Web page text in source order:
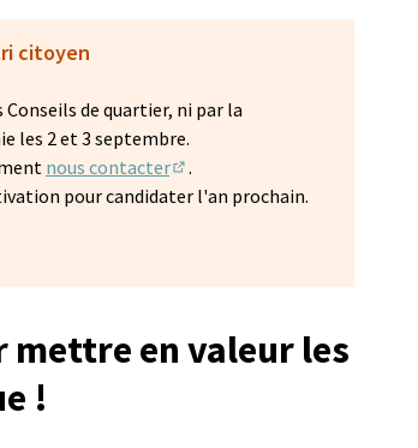
citoyen
de quartier, ni par la
les 2 et 3 septembre.
nous contacter
(S'ouvre dans un nouvel onglet)
.
pour candidater l'an prochain.
mettre en valeur les
!